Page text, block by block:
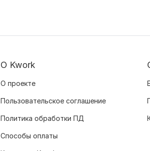
О Kwork
О проекте
Пользовательское соглашение
Политика обработки ПД
Способы оплаты